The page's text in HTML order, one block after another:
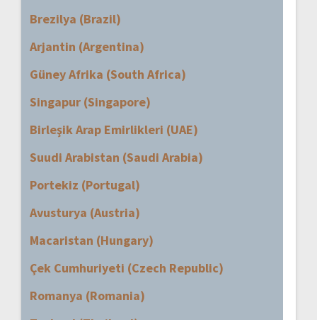
Brezilya (Brazil)
Arjantin (Argentina)
Güney Afrika (South Africa)
Singapur (Singapore)
Birleşik Arap Emirlikleri (UAE)
Suudi Arabistan (Saudi Arabia)
Portekiz (Portugal)
Avusturya (Austria)
Macaristan (Hungary)
Çek Cumhuriyeti (Czech Republic)
Romanya (Romania)